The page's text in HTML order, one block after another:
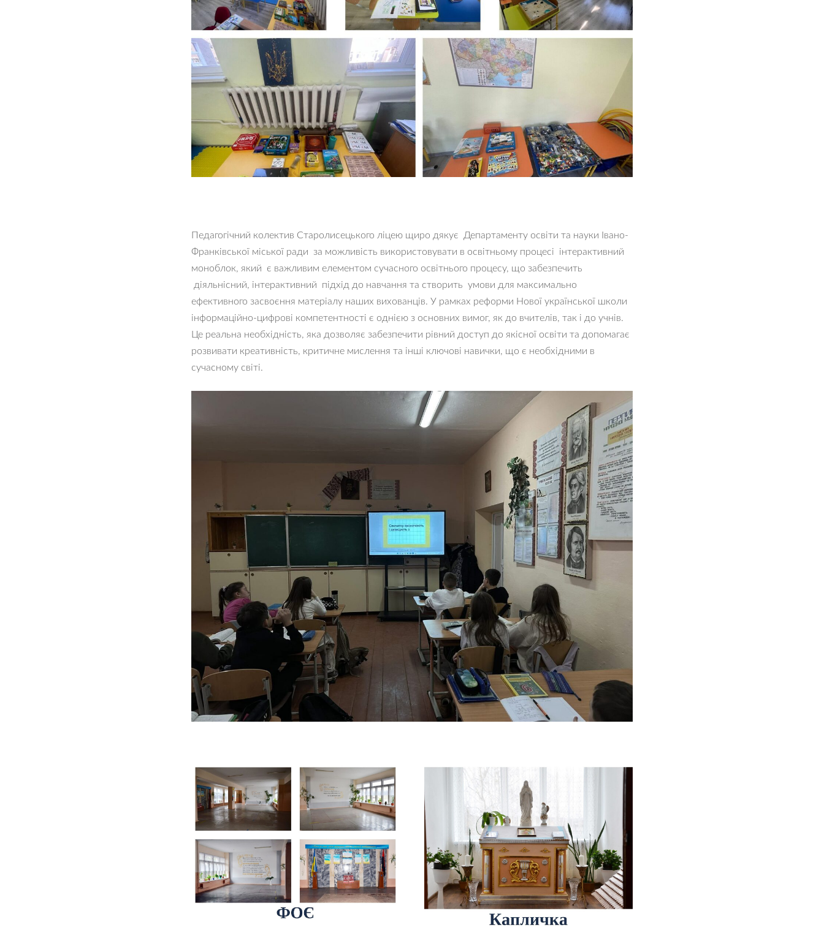
Педагогічний колектив Старолисецького ліцею щиро дякує Департаменту освіти та науки Івано-
Франківської міської ради за можливість використовувати в освітньому процесі інтерактивний
моноблок, який є важливим елементом сучасного освітнього процесу, що забезпечить
діяльнісний, інтерактивний підхід до навчання та створить умови для максимально
ефективного засвоєння матеріалу наших вихованців. У рамках реформи Нової української школи
інформаційно-цифрові компетентності є однією з основних вимог, як до вчителів, так і до учнів.
Це реальна необхідність, яка дозволяє забезпечити рівний доступ до якісної освіти та допомагає
розвивати креативність, критичне мислення та інші ключові навички, що є необхідними в
сучасному світі.